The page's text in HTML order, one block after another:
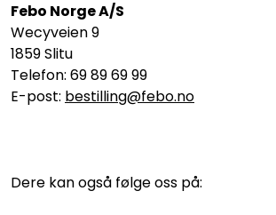
Febo Norge A/S
Wecyveien 9
1859 Slitu
Telefon: 69 89 69 99
E-post: bestilling@febo.no
Dere kan også følge oss på: